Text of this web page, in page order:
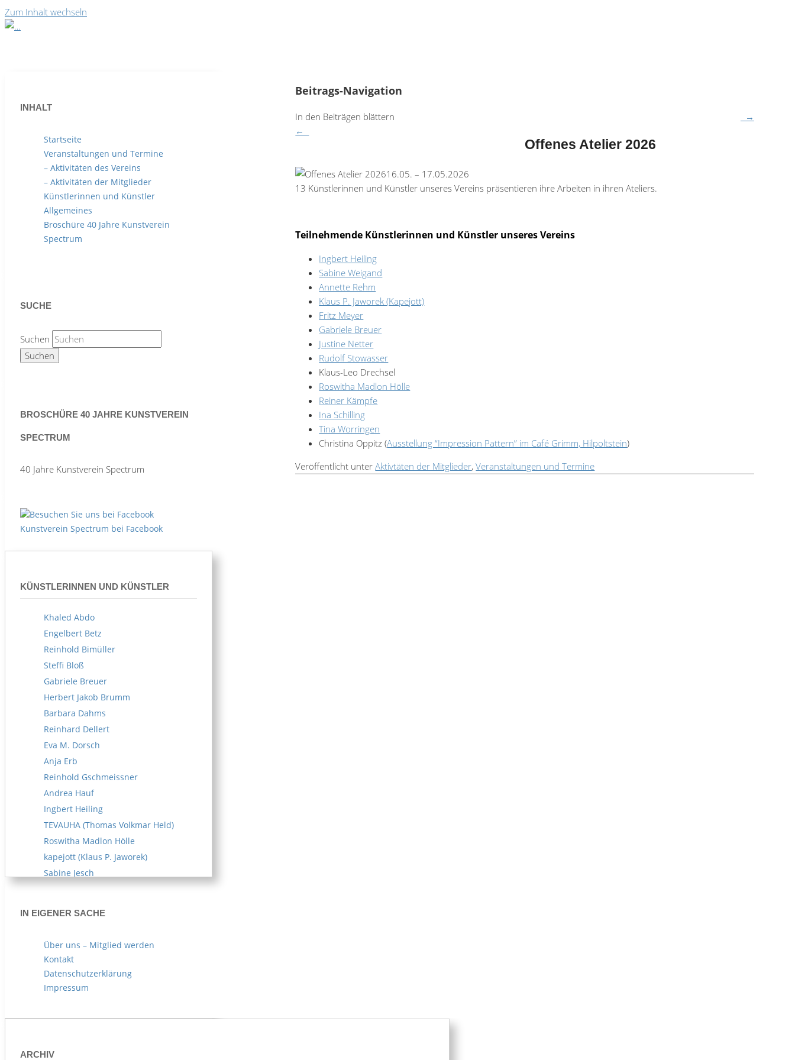
Zum Inhalt wechseln
Reinhardt Müller - Ansiedlung
Beitrags-Navigation
In den Beiträgen blättern
→
←
Offenes Atelier 2026
16.05. – 17.05.2026
13 Künstlerinnen und Künstler unseres Vereins präsentieren ihre Arbeiten in ihren Ateliers.
Teilnehmende Künstlerinnen und Künstler unseres Vereins
Ingbert Heiling
Sabine Weigand
Annette Rehm
Klaus P. Jaworek (Kapejott)
Fritz Meyer
Gabriele Breuer
Justine Netter
Rudolf Stowasser
Klaus-Leo Drechsel
Roswitha Madlon Hölle
Reiner Kämpfe
Ina Schilling
Tina Worringen
Christina Oppitz (Ausstellung “Impression Pattern” im Café Grimm, Hilpoltstein)
Veröffentlicht unterAktivtäten der Mitglieder,Veranstaltungen und Termine
INHALT
Startseite
Veranstaltungen und Termine
– Aktivitäten des Vereins
– Aktivitäten der Mitglieder
Künstlerinnen und Künstler
Allgemeines
Broschüre 40 Jahre Kunstverein
Spectrum
SUCHE
Suchen
BROSCHÜRE 40 JAHRE KUNSTVEREIN
SPECTRUM
40 Jahre Kunstverein Spectrum
Kunstverein Spectrum bei Facebook
KÜNSTLERINNEN UND KÜNSTLER
Khaled Abdo
Engelbert Betz
Reinhold Bimüller
Steffi Bloß
Gabriele Breuer
Herbert Jakob Brumm
Barbara Dahms
Reinhard Dellert
Eva M. Dorsch
Anja Erb
Reinhold Gschmeissner
Andrea Hauf
Ingbert Heiling
TEVAUHA (Thomas Volkmar Held)
Roswitha Madlon Hölle
kapejott (Klaus P. Jaworek)
Sabine Jesch
AKOE (Arife Körblein)
Norbert Köster
Hans Kuhn
Norbert Mager
IN EIGENER SACHE
Über uns – Mitglied werden
Kontakt
Datenschutzerklärung
Impressum
ARCHIV